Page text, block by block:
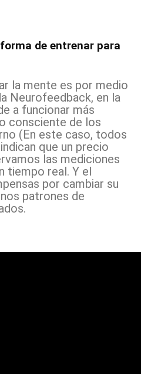
de entrenar para
la mente es por medio
Neurofeedback, en la
a funcionar más
consciente de los
(En este caso, todos
que un precio
las mediciones
tiempo real. Y el
por cambiar su
patrones de